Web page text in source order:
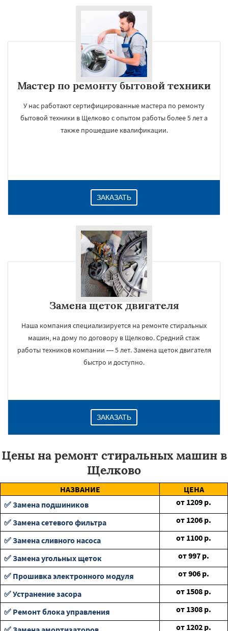
Мастер по ремонту бытовой техники
У нас работают сертифицированные мастера по ремонту
бытовой техники в Щелково с опытом работы более 5 лет а
также прошедшие квалификации.
ЗАКАЗАТЬ
Замена щеток двигателя
Наша компания специализируется на ремонте стиральных
машин, на дому по договору в Щелково. Средний стаж
работы техников компании — 5 лет. Замена щеток двигателя
быстро и доступно.
ЗАКАЗАТЬ
Цены на ремонт стиральных машин в
Щелково
НАЗВАНИЕ
ЦЕНА
✅ Замена подшиников
от 1209 р.
✅ Замена сетевого фильтра
от 1206 р.
✅ Замена сливного насоса
от 1100 р.
✅ Замена угольных щеток
от997 р.
✅ Прошивка электронного модуля
от906 р.
✅ Устранение засора
от 1508 р.
✅ Ремонт блока управления
от 1308 р.
от 1202 р.